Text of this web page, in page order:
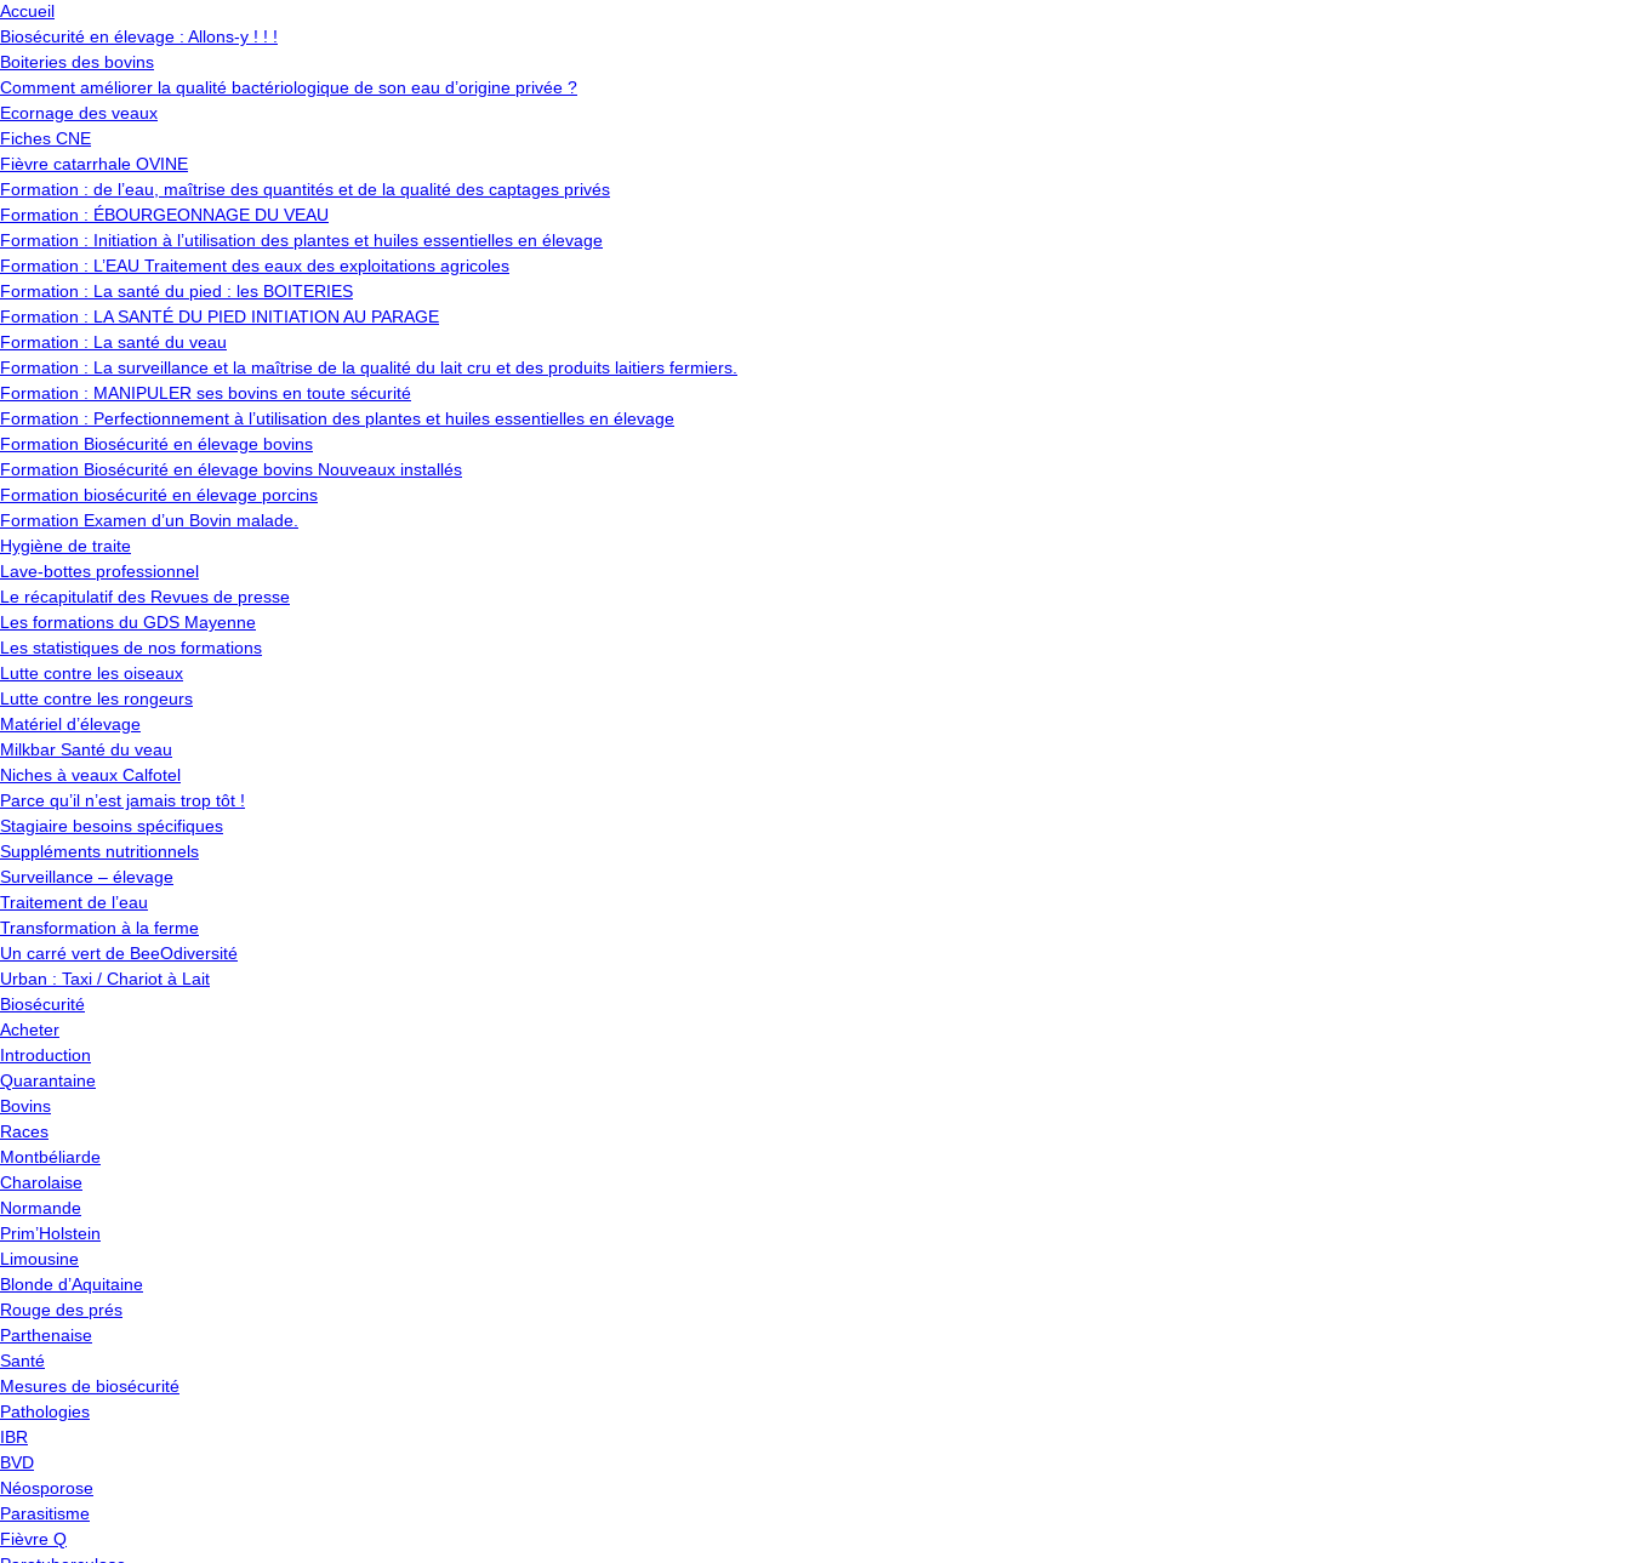
Accueil
Biosécurité en élevage : Allons-y ! ! !
Boiteries des bovins
Comment améliorer la qualité bactériologique de son eau d’origine privée ?
Ecornage des veaux
Fiches CNE
Fièvre catarrhale OVINE
Formation : de l’eau, maîtrise des quantités et de la qualité des captages privés
Formation : ÉBOURGEONNAGE DU VEAU
Formation : Initiation à l’utilisation des plantes et huiles essentielles en élevage
Formation : L’EAU Traitement des eaux des exploitations agricoles
Formation : La santé du pied : les BOITERIES
Formation : LA SANTÉ DU PIED INITIATION AU PARAGE
Formation : La santé du veau
Formation : La surveillance et la maîtrise de la qualité du lait cru et des produits laitiers fermiers.
Formation : MANIPULER ses bovins en toute sécurité
Formation : Perfectionnement à l’utilisation des plantes et huiles essentielles en élevage
Formation Biosécurité en élevage bovins
Formation Biosécurité en élevage bovins Nouveaux installés
Formation biosécurité en élevage porcins
Formation Examen d’un Bovin malade.
Hygiène de traite
Lave-bottes professionnel
Le récapitulatif des Revues de presse
Les formations du GDS Mayenne
Les statistiques de nos formations
Lutte contre les oiseaux
Lutte contre les rongeurs
Matériel d’élevage
Milkbar Santé du veau
Niches à veaux Calfotel
Parce qu’il n’est jamais trop tôt !
Stagiaire besoins spécifiques
Suppléments nutritionnels
Surveillance – élevage
Traitement de l’eau
Transformation à la ferme
Un carré vert de BeeOdiversité
Urban : Taxi / Chariot à Lait
Biosécurité
Acheter
Introduction
Quarantaine
Bovins
Races
Montbéliarde
Charolaise
Normande
Prim’Holstein
Limousine
Blonde d’Aquitaine
Rouge des prés
Parthenaise
Santé
Mesures de biosécurité
Pathologies
IBR
BVD
Néosporose
Parasitisme
Fièvre Q